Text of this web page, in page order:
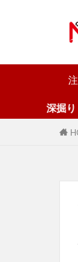
掘り！ 太陽光